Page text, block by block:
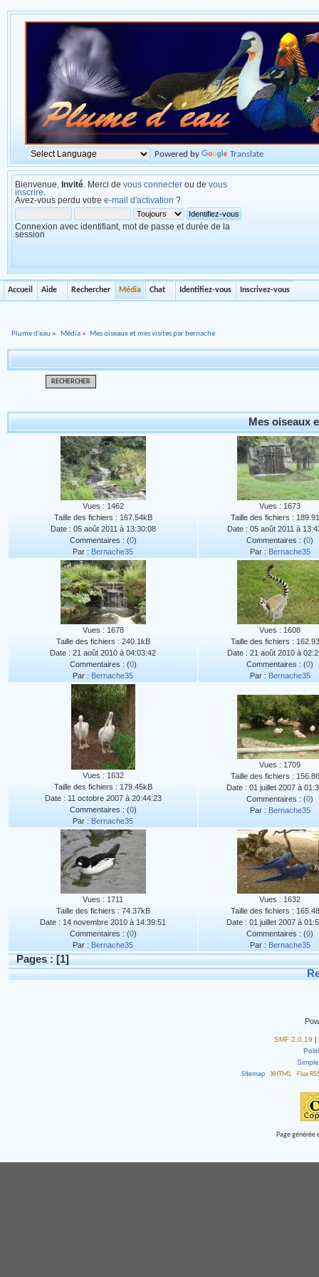
Powered by Translate
Bienvenue, Invité . Merci de vous connecter ou de vous
inscrire
Avez-vous perdu votre e-mail d'activation ?
Connexion avec identifiant, mot de passe et durée de la
session
Accueil Aide Rechercher Média Chat Identifiez-vous Inscrivez-vous
Plume d'eau » Média» Mes oiseaux et mes visites par bernache
RECHERCHER
Mes oiseaux
Vues : 1462
Taille des fichiers : 167.54kB
Date : 05 août 2011 à 13:30:08
Commentaires : (0)
Par : Bernache35
Vues : 1673
Taille des fichiers :
Date : 05 août 2011 à
Commentaires : (0)
Par : Bernache35
Vues : 1678
Taille des fichiers : 240.1kB
Date : 21 août 2010 à 04:03:42
Commentaires : (0)
Par : Bernache35
Vues : 1608
Taille des fichiers :
Date : 21 août 2010 à
Commentaires : (0)
Par : Bernache35
Vues : 1632
Taille des fichiers : 179.45kB
Date : 11 octobre 2007 à 20:44:23
Commentaires : (0)
Par : Bernache35
Vues : 1709
Taille des fichiers :
Date : 01 juillet 2007 à
Commentaires : (0)
Par : Bernache35
Vues : 1711
Taille des fichiers : 74.37kB
Date : 14 novembre 2010 à 14:39:51
Commentaires : (0)
Par : Bernache35
Vues : 1632
Taille des fichiers :
Date : 01 juillet 2007 à
Commentaires : (0)
Par : Bernache35
Pages : [1]
SMF 2.0.19 |
Sitemap
XHTML Flux
Page générée